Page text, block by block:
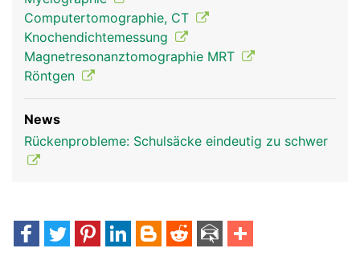
Computertomographie, CT
Knochendichtemessung
Magnetresonanztomographie MRT
Röntgen
News
Rückenprobleme: Schulsäcke eindeutig zu schwer